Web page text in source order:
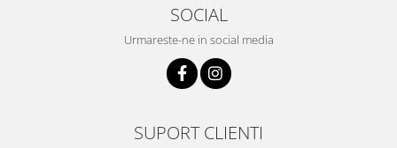
SOCIAL
Urmareste-ne in social media
SUPORT CLIENTI